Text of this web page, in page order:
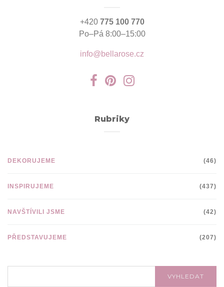
+420 775 100 770
Po–Pá 8:00–15:00
info@bellarose.cz
Rubriky
DEKORUJEME (46)
INSPIRUJEME (437)
NAVŠTÍVILI JSME (42)
PŘEDSTAVUJEME (207)
VYHLEDAT